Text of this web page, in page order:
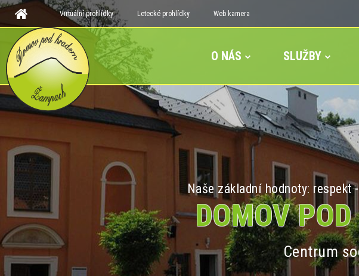
Virtuální prohlídky Letecké prohlídky Web kamera
O NÁS SLUŽBY
Naše základní hodnoty:
DOMOV
Centrum